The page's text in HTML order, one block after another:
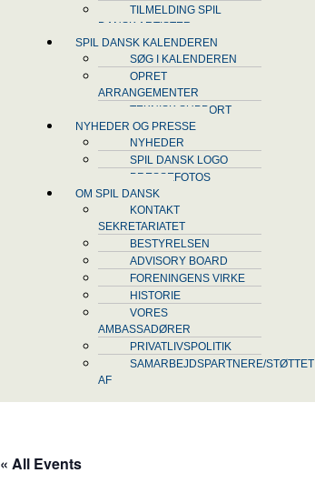
TILMELDING SPIL
DANSK ARTISTER
SPIL DANSK KALENDEREN
SØG I KALENDEREN
OPRET
ARRANGEMENTER
TEKNISK SUPPORT
NYHEDER OG PRESSE
NYHEDER
SPIL DANSK LOGO
PRESSEFOTOS
OM SPIL DANSK
KONTAKT
SEKRETARIATET
BESTYRELSEN
ADVISORY BOARD
FORENINGENS VIRKE
HISTORIE
VORES
AMBASSADØRER
PRIVATLIVSPOLITIK
SAMARBEJDSPARTNERE/STØTTET
AF
« All Events